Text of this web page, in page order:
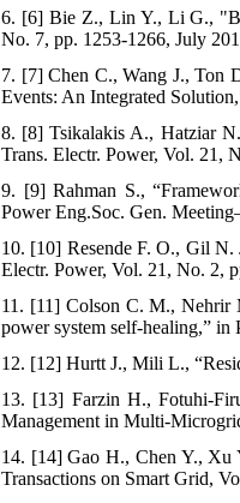
6. [6] Bie Z., Lin Y., Li G.,
No. 7, pp. 1253-1266, July
7. [7] Chen C., Wang J., Ton
Events: An Integrated
8. [8] Tsikalakis A., Hatziar
Trans. Electr. Power, Vol. 21,
9. [9] Rahman S.,
Power Eng.Soc. Gen.
10. [10] Resende F. O., Gil N.
Electr. Power, Vol. 21, No. 2,
11. [11] Colson C. M., Nehrir
power system self-healing,”
12. [12] Hurtt J., Mili L.,
13. [13] Farzin H., Fotuhi-
Management in Multi-
14. [14] Gao H., Chen Y., Xu
Transactions on Smart Grid,